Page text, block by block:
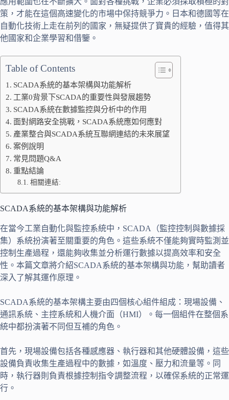
策，才能在這個高速變化的市場中保持競爭力。日本和德國等在
自動化技術上走在前列的國家，無疑提供了寶貴的經驗，值得其
他國家和企業學習和借鑒。
Table of Contents
SCADA系統的基本架構與功能解析
工業0背景下SCADA的重要性與發展趨勢
SCADA系統在數據監控與分析中的作用
面對網路安全挑戰，SCADA系統應如何應對
產業整合與SCADA系統互聯網連結的未來展望
案例說明
常見問題Q&A
重點結論
相關連結:
SCADA系統的基本架構與功能解析
在當今工業自動化與監控系統中，SCADA（監控控制與數據採
集）系統扮演著至關重要的角色。這些系統不僅能夠實時監測並
控制生產過程，還能夠收集並分析運行數據以提高效率和安全
性。本篇文章將介紹SCADA系統的基本架構與功能，幫助讀者
深入了解其運作原理。
SCADA系統的基本架構主要由四個核心組件組成：現場設備、
通訊系統、主控系統和人機介面（HMI）。每一個組件在整個系
統中都扮演著不同但互補的角色。
首先，現場設備包括各種感應器、執行器和其他硬體設備，這些
設備負責收集生產過程中的數據，如溫度、壓力和流量等。同
時，執行器則負責根據控制指令調整流程，以確保系統的正常運
行。